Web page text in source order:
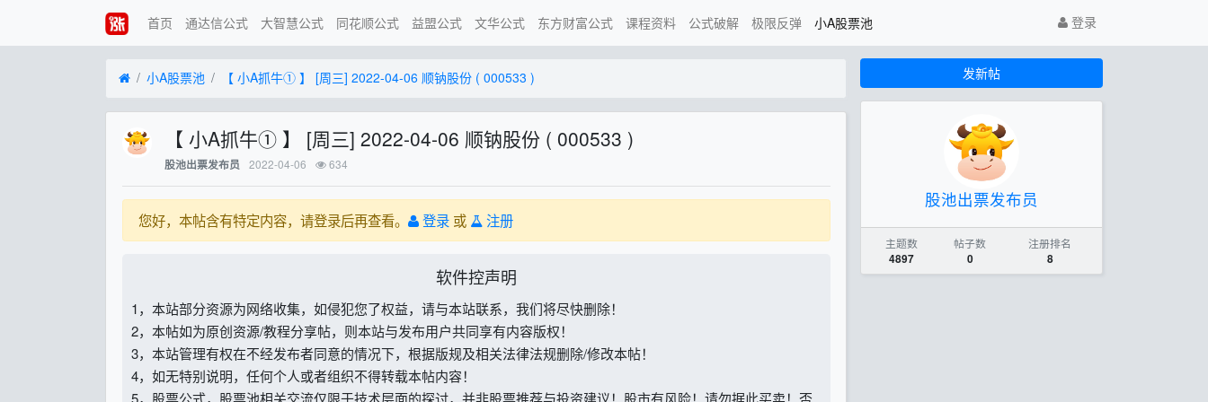
首页 通达信公式 大智慧公式 同花顺公式 益盟公式 文华公式 东方财富公式 课程资料 公式破解 极限反弹 小A股票池 登录
小A股票池 【 小A抓牛① 】 [周三] 2022-04-06 顺钠股份 ( 000533 )
【 小A抓牛① 】 [周三] 2022-04-06 顺钠股份 ( 000533 )
股池出票发布员 2022-04-06 634
您好，本帖含有特定内容，请登录后再查看。 登录 或 注册
软件控声明
1，本站部分资源为网络收集，如侵犯您了权益，请与本站联系，我们将尽快删除！
2，本帖如为原创资源/教程分享帖，则本站与发布用户共同享有内容版权！
3，本站管理有权在不经发布者同意的情况下，根据版规及相关法律法规删除/修改本帖！
4，如无特别说明，任何个人或者组织不得转载本帖内容！
5，股票公式，股票池相关交流仅限于技术层面的探讨，并非股票推荐与投资建议！股市有风险！请勿据此买卖！否
发新帖
股池出票发布员
主题数
4897
帖子数
0
注册排名
8